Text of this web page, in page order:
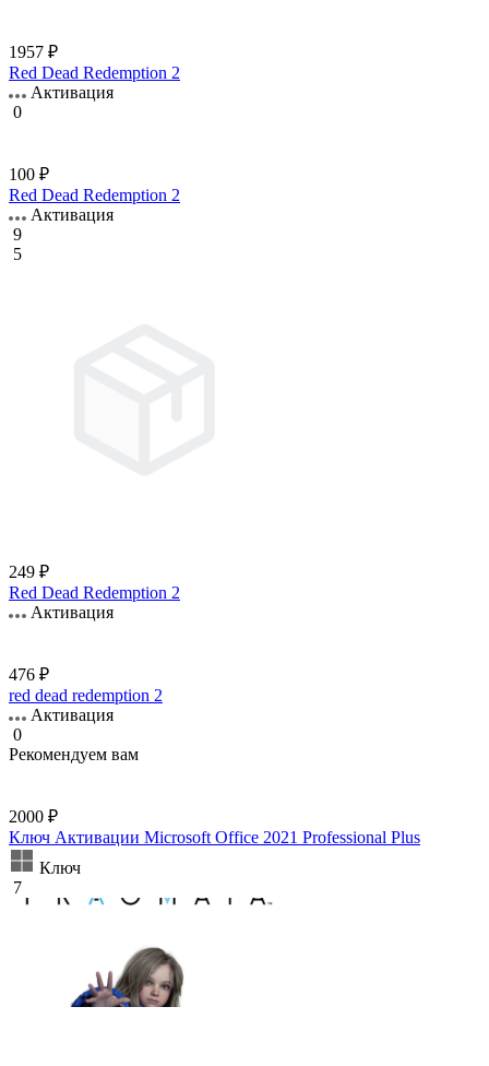
1957 ₽
Red Dead Redemption 2
Активация
0
100 ₽
Red Dead Redemption 2
Активация
9
5
249 ₽
Red Dead Redemption 2
Активация
476 ₽
red dead redemption 2
Активация
0
Рекомендуем вам
2000 ₽
Ключ Активации Microsoft Office 2021 Professional Plus
Ключ
7